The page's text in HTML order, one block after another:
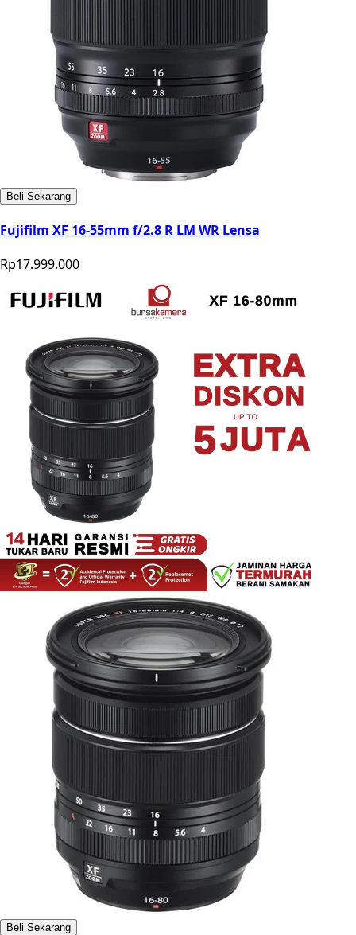
Beli Sekarang
Fujifilm XF 16-55mm f/2.8 R LM WR Lensa
Rp17.999.000
Beli Sekarang